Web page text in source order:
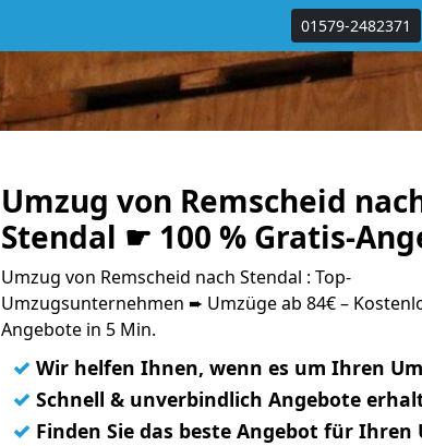
01579-2482371
Umzug von Remscheid
Stendal ☛ 100 % Gratis-
Umzug von Remscheid nach Stendal : Top-
Umzugsunternehmen ➨ Umzüge ab 84€ –
Angebote in 5 Min.
✓ Wir helfen Ihnen, wenn es um Ihren
✓ Schnell & unverbindlich Angebote
✓ Finden Sie das beste Angebot für Ihren